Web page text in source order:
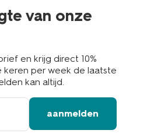
van onze
en krijg direct 10%
per week de laatste
kan altijd.
aanmelden